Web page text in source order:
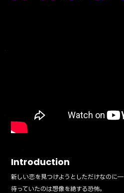
Introduction
新しい恋を見つけようとしただけなのに―
待っていたのは想像を絶する恐怖。